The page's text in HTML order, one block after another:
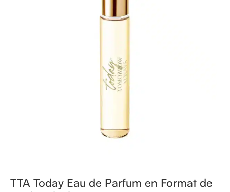
TTA Today Eau de Parfum en Format de